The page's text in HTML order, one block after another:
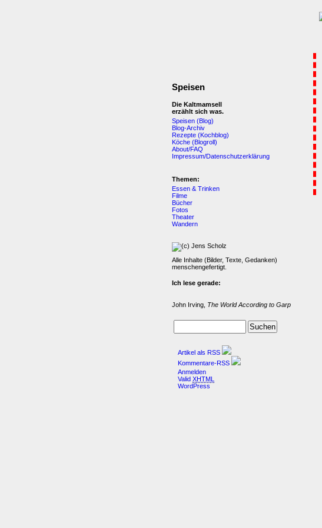
Speisen
Die Kaltmamsell
erzählt sich was.
Speisen (Blog)
Blog-Archiv
Rezepte (Kochblog)
Köche (Blogroll)
About/FAQ
Impressum/Datenschutzerklärung
Themen:
Essen & Trinken
Filme
Bücher
Fotos
Theater
Wandern
Alle Inhalte (Bilder, Texte, Gedanken)
menschengefertigt.
Ich lese gerade:
John Irving, The World According to Garp
Artikel als RSS
Kommentare-RSS
Anmelden
Valid XHTML
WordPress